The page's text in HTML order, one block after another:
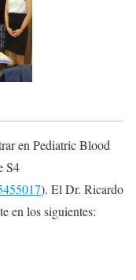
en Pediatric Blood
S4
). El Dr. Ricardo
en los siguientes: